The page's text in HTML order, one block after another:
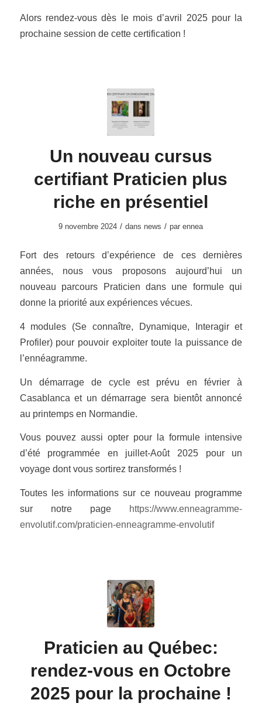
Alors rendez-vous dès le mois d’avril 2025 pour la
prochaine session de cette certification !
Un nouveau cursus
certifiant Praticien plus
riche en présentiel
9 novembre 2024 / dans news / parennea
Fort des retours d’expérience de ces dernières
années, nous vous proposons aujourd’hui un
nouveau parcours Praticien dans une formule qui
donne la priorité aux expériences vécues.
4 modules (Se connaître, Dynamique, Interagir et
Profiler) pour pouvoir exploiter toute la puissance de
l’ennéagramme.
Un démarrage de cycle est prévu en février à
Casablanca et un démarrage sera bientôt annoncé
au printemps en Normandie.
Vous pouvez aussi opter pour la formule intensive
d’été programmée en juillet-Août 2025 pour un
voyage dont vous sortirez transformés !
Toutes les informations sur ce nouveau programme
sur notre page https://www.enneagramme-
envolutif.com/praticien-enneagramme-envolutif
Praticien au Québec:
rendez-vous en Octobre
2025 pour la prochaine !